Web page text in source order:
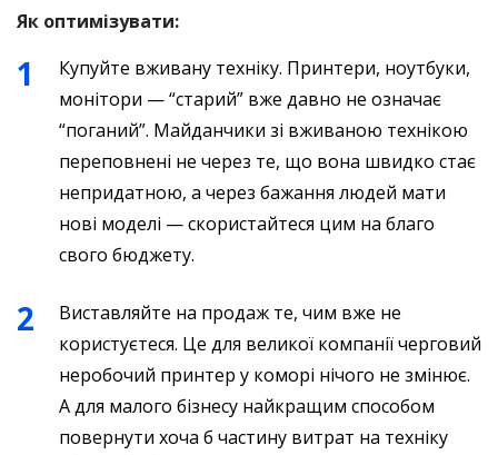
Як оптимізувати:
Купуйте вживану техніку. Принтери, ноутбуки,
монітори — “старий” вже давно не означає
“поганий”. Майданчики зі вживаною технікою
переповнені не через те, що вона швидко стає
непридатною, а через бажання людей мати
нові моделі — скористайтеся цим на благо
свого бюджету.
Виставляйте на продаж те, чим вже не
користуєтеся. Це для великої компанії черговий
неробочий принтер у коморі нічого не змінює.
А для малого бізнесу найкращим способом
повернути хоча б частину витрат на техніку